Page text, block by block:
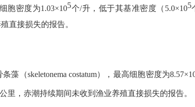
胞密度为1.03×105个/升，低于其基准密度（5.0×105
直接损失的报告。
（skeletonema costatum），最高细胞密度为
里，赤潮持续期间未收到渔业养殖直接损失的报告。